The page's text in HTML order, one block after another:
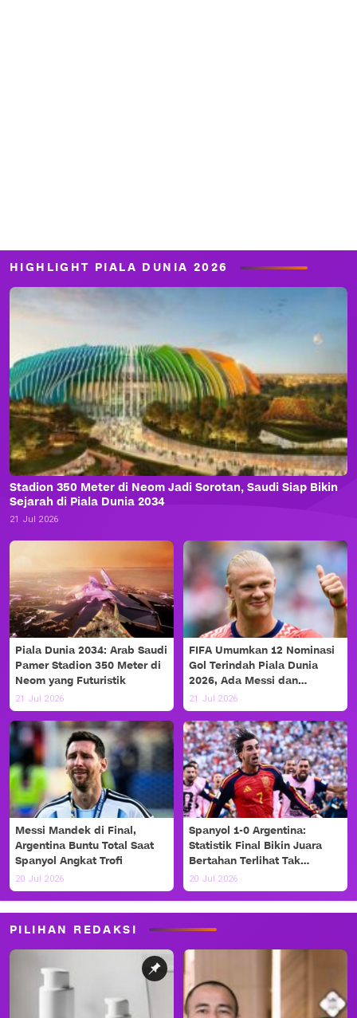
HIGHLIGHT PIALA DUNIA 2026
Stadion 350 Meter di Neom Jadi Sorotan, Saudi Siap Bikin
Sejarah di Piala Dunia 2034
21 Jul 2026
Piala Dunia 2034: Arab Saudi
Pamer Stadion 350 Meter di
Neom yang Futuristik
21 Jul 2026
FIFA Umumkan 12 Nominasi
Gol Terindah Piala Dunia
2026, Ada Messi dan
Haaland!
21 Jul 2026
Messi Mandek di Final,
Argentina Buntu Total Saat
Spanyol Angkat Trofi
20 Jul 2026
Spanyol 1-0 Argentina:
Statistik Final Bikin Juara
Bertahan Terlihat Tak
Berdaya
20 Jul 2026
PILIHAN REDAKSI